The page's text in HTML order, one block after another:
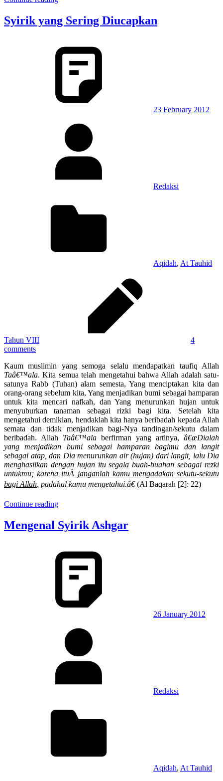
Syirik yang Sering Diucapkan
23 February 2012
Redaksi
Aqidah, At Tauhid
Tahun VIII
4
comments
Kaum muslimin yang semoga selalu mendapatkan taufiq Allah
Taâ€™ala. Kita semua telah mengetahui bahwa Allah adalah satu-
satunya Rabb (Tuhan) alam semesta, Yang menciptakan kita dan
orang-orang sebelum kita, Yang menjadikan bumi sebagai hamparan
untuk kita mencari nafkah, dan Yang menurunkan hujan untuk
menyuburkan tanaman sebagai rizki bagi kita. Setelah kita
mengetahui demikian, hendaklah kita hanya beribadah kepada Allah
semata dan tidak menjadikan bagi-Nya tandingan/sekutu dalam
beribadah. Allah Taâ€™ala berfirman yang artinya, â€œDialah
yang menjadikan bumi sebagai hamparan bagimu dan langit
sebagai atap, dan Dia menurunkan air (hujan) dari langit, lalu Dia
menghasilkan dengan hujan itu segala buah-buahan sebagai rezki
untukmu; karena ituÂ janganlah kamu mengadakan sekutu-sekutu
bagi Allah , padahal kamu mengetahui.â€(Al Baqarah [2]: 22)
Continue reading
Mengenal Syirik Ashgar
26 January 2012
Redaksi
Aqidah, At Tauhid